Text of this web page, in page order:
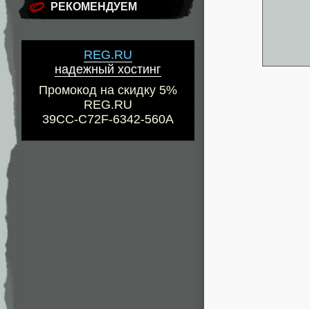
РЕКОМЕНДУЕМ
REG.RU
надежный хостинг
Промокод на скидку 5%
REG.RU
39CC-C72F-6342-560A